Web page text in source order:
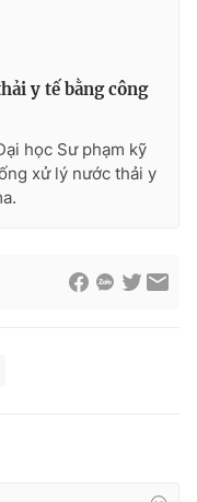
thao
bằng AI
y tế bằng công
học Sư phạm kỹ
xử lý nước thải y